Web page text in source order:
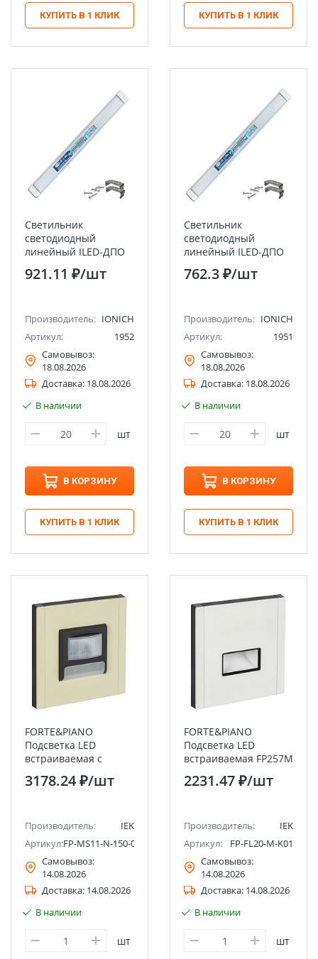
КУПИТЬ В 1 КЛИК КУПИТЬ В 1 КЛИК
Светильник
светодиодный
линейный ILED-ДПО
1200 "Призма"-100-
9000-220-6500-IP40
921.11 ₽/шт
Производитель: IONICH
Артикул:
1952
Самовывоз:
18.08.2026
Доставка: 18.08.2026
В наличии
шт
В КОРЗИНУ
КУПИТЬ В 1 КЛИК
Светильник
светодиодный
линейный ILED-ДПО
1200 "Призма"-70-
6500-220-6500-IP40
762.3 ₽/шт
Производитель: IONICH
Артикул:
1951
Самовывоз:
18.08.2026
Доставка: 18.08.2026
В наличии
шт
В КОРЗИНУ
КУПИТЬ В 1 КЛИК
FORTE&PIANO
Подсветка LED
встраиваемая с
датчиком движения
FP856M металл серый
3178.24 ₽/шт
Производитель:
IEK
Артикул:FP-MS11-N-150-05-M-K41
Самовывоз:
14.08.2026
Доставка: 14.08.2026
В наличии
шт
FORTE&PIANO
Подсветка LED
встраиваемая FP257M
металл белый IEK
2231.47 ₽/шт
Производитель:
IEK
Артикул:
FP-FL20-M-K01
Самовывоз:
14.08.2026
Доставка: 14.08.2026
В наличии
шт